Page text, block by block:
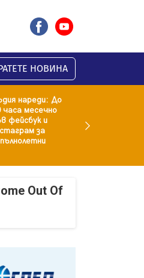
НОВИНА
нареди: До
часа месечно
фейсбук и
за
Out Of